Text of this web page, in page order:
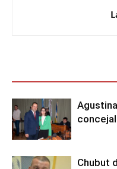
concejal
Chubut